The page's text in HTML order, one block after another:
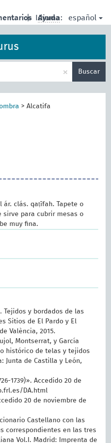
| Idioma: español
Ayuda
× Buscar
>Alcatifa
ár. clás. qaṭīfah. Tapete o
sirve para cubrir mesas o
muy fina.
Tejidos y bordados de las
Sitios de El Pardo y El
València, 2015.
Montserrat, y García
histórico de telas y tejidos
Junta de Castilla y León,
1739)». Accedido 20 de
DA.html
20 de noviembre de
Castellano con las
correspondientes en las tres
Vol.I. Madrid: Imprenta de